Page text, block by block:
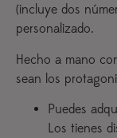
(incluye dos
personalizado.
Hecho a mano
sean los
Puedes
Los tienes